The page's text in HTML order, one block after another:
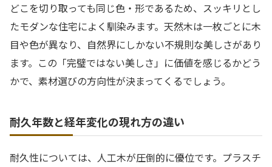
どこを切り取っても同じ色・形であるため、スッキリとし
たモダンな住宅によく馴染みます。天然木は一枚ごとに木
目や色が異なり、自然界にしかない不規則な美しさがあり
ます。この「完璧ではない美しさ」に価値を感じるかどう
かで、素材選びの方向性が決まってくるでしょう。
耐久年数と経年変化の現れ方の違い
耐久性については、人工木が圧倒的に優位です。プラスチ